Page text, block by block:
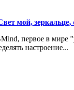
мой,
первое в мире
настроение...